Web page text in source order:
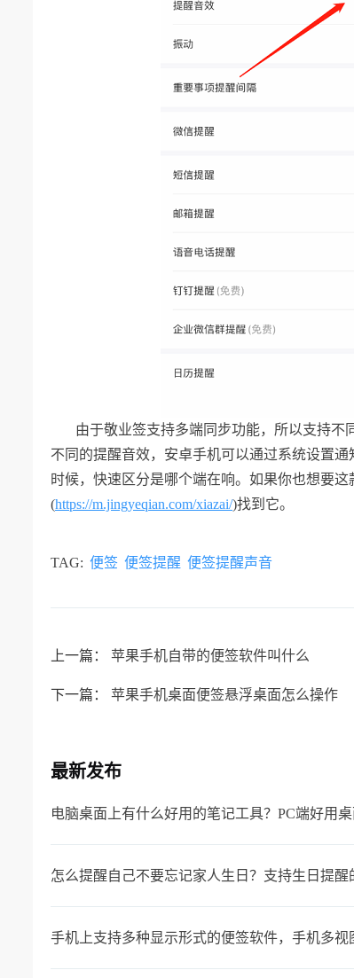
由于敬业签支持多端同步功能，所以支持
不同的提醒音效，安卓手机可以通过系统设置
时候，快速区分是哪个端在响。如果你也想要
(https://m.jingyeqian.com/xiazai/)找到它。
TAG: 便签 便签提醒 便签提醒声音
上一篇： 苹果手机自带的便签软件叫什么
下一篇： 苹果手机桌面便签悬浮桌面怎么操作
最新发布
手机上支持多种显示形式的便签软件，手机多视